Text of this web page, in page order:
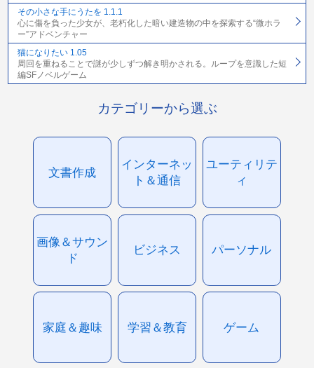
その小さな手にうたを 1.1.1
心に傷を負った少女が、老朽化した暗い建造物の中を探索する“微ホラ
ー”アドベンチャー
猫になりたい 1.05
周回を重ねることで謎が少しずつ解き明かされる。ループを意識した短
編SFノベルゲーム
カテゴリーから選ぶ
文書作成
インターネッ
ト＆通信
ユーティリテ
ィ
画像＆サウン
ド
ビジネス パーソナル
家庭＆趣味 学習＆教育 ゲーム